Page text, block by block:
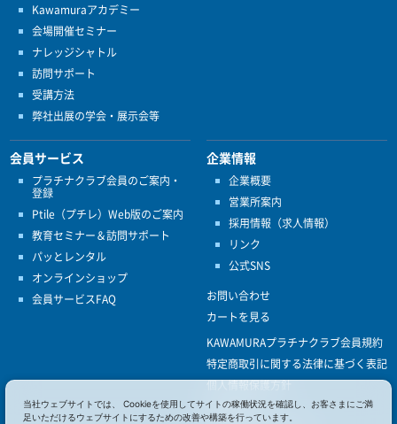
Kawamuraアカデミー
会場開催セミナー
ナレッジシャトル
訪問サポート
受講方法
弊社出展の学会・展示会等
会員サービス
プラチナクラブ会員のご案内・
登録
Ptile（プチレ）Web版のご案内
教育セミナー＆訪問サポート
パッとレンタル
オンラインショップ
会員サービスFAQ
企業情報
企業概要
営業所案内
採用情報（求人情報）
リンク
公式SNS
お問い合わせ
カートを見る
KAWAMURAプラチナクラブ会員規約
特定商取引に関する法律に基づく表記
個人情報保護方針
ISO9001
当社ウェブサイトでは、 Cookieを使用してサイトの稼働状況を確認し、お客さまにご満
足いただけるウェブサイトにするための改善や構築を行っています。